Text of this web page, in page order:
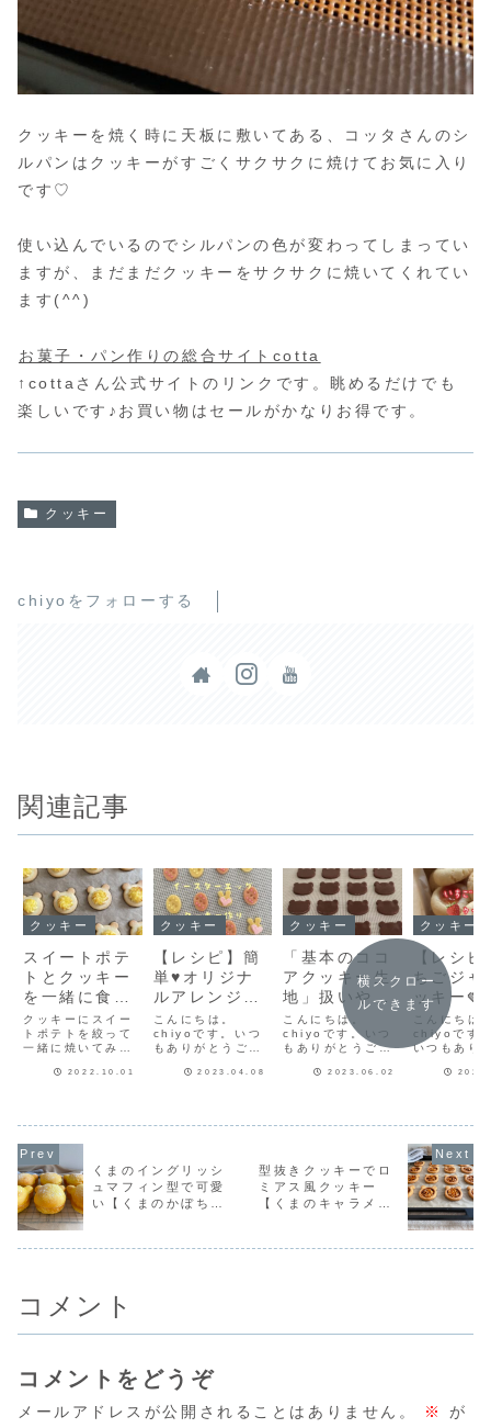
クッキーを焼く時に天板に敷いてある、コッタさんのシ
ルパンはクッキーがすごくサクサクに焼けてお気に入り
です♡
使い込んでいるのでシルパンの色が変わってしまってい
ますが、まだまだクッキーをサクサクに焼いてくれてい
ます(^^)
お菓子・パン作りの総合サイトcotta
↑cottaさん公式サイトのリンクです。眺めるだけでも
楽しいです♪お買い物はセールがかなりお得です。
クッキー
chiyoをフォローする
関連記事
クッキー
スイートポテ
トとクッキー
を一緒に食べ
たい！【スイ
ートポテトク
ッキー】
クッキーにスイー
トポテトを絞って
一緒に焼いてみま
テトは絞り出しや
ー、卵黄を入れて
練り、柔らかさは
牛乳で調整しま
す。絞り袋にセッ
トします。スイー
トポテトを絞って
も...
2022.10.01
クッキー
【レシピ】簡
単♥オリジナ
ルアレンジし
てみて【イー
スターエッグ
クッキー】
こんにちは。
chiyoです。いつ
もありがとうござ
スタークッキー第
^;今日はイースタ
ーエッグをメイン
にクッキーを作っ
2023.04.08
クッキー
「基本のココ
アクッキー生
地」扱いやす
いクッキー生
地♥クッキー
作りのアイデ
ア広がるよ！
こんにちは。
chiyoです。いつ
もありがとうござ
ナルクッキー作り
アクッキー生地さ
っそくレシピの紹
介だよ♪ココアクッ
2023.06.02
クッキー
【レシ
ちごジャ
ッキー🍓
ムとよ
♡サクッ
単クッキ
シピだよ
こんにちは
chiyoです
いつもあり
ろクッキー
(;'∀')クッキ
暑い時期に
は生地がす
レて、扱い
て大変。で
で...
横スクロー
ルできます
くまのイングリッシ
ュマフィン型で可愛
い【くまのかぼちゃ
型抜きクッキーでロ
ミアス風クッキー
【くまのキャラメル
コメント
コメントをどうぞ
メールアドレスが公開されることはありません。 ※
が